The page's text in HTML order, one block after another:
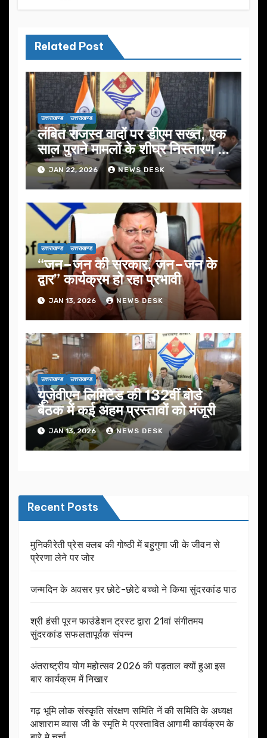
Related Post
उत्तराखण्ड उत्तराखण्ड
लंबित राजस्व वादों पर डीएम सख्त, एक
साल पुराने मामलों के शीघ्र निस्तारण के
आदेश…
JAN 22, 2026 NEWS DESK
उत्तराखण्ड उत्तराखण्ड
“जन–जन की सरकार, जन–जन के
द्वार” कार्यक्रम हो रहा प्रभावी
JAN 13, 2026 NEWS DESK
उत्तराखण्ड उत्तराखण्ड
यूजेवीएन लिमिटेड की 132वीं बोर्ड
बैठक में कई अहम प्रस्तावों को मंजूरी
JAN 13, 2026 NEWS DESK
Recent Posts
मुनिकीरेती प्रेस क्लब की गोष्ठी में बहुगुणा जी के जीवन से
प्रेरणा लेने पर जोर
जन्मदिन के अवसर प़र छोटे-छोटे बच्चो ने किया सुंदरकांड पाठ
श्री हंसी पूरन फाउंडेशन ट्रस्ट द्वारा 21वां संगीतमय
सुंदरकांड सफलतापूर्वक संपन्न
अंतराष्ट्रीय योग महोत्सव 2026 की पड़ताल क्यों हुआ इस
बार कार्यक्रम में निखार
गढ़ भूमि लोक संस्कृति संरक्षण समिति नें की समिति के अध्यक्ष
आशाराम व्यास जी के स्मृति मे प्रस्तावित आगामी कार्यक्रम के